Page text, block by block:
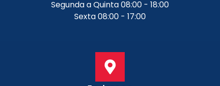
Segunda a Quinta 08:00 - 18:00
Sexta 08:00 - 17:00